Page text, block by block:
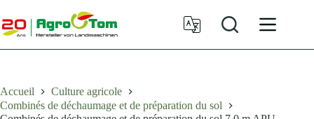
au
contenu
Accueil
Culture agricole
Combinés de déchaumage et de préparation du sol